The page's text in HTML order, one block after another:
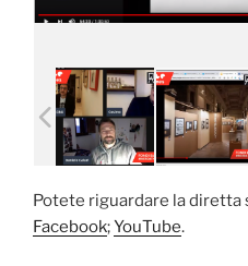
Potete riguardare la diretta
Facebook;YouTube.